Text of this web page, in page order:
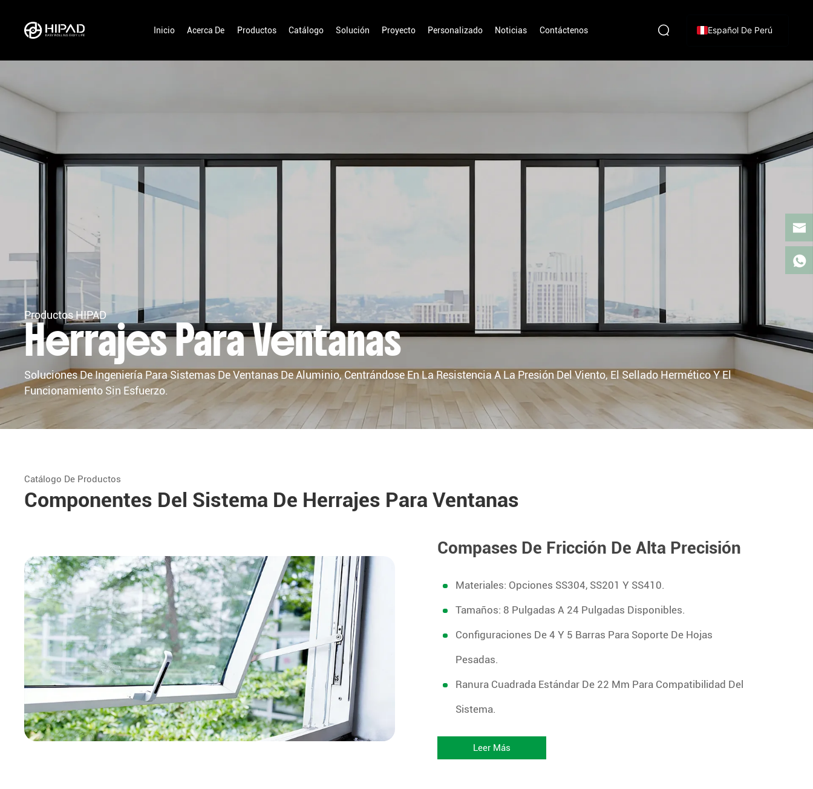
Inicio Acerca De Productos Catálogo Solución Proyecto Personalizado Noticias Contáctenos Español De Perú
Productos HIPAD
Herrajes Para Ventanas
Soluciones De Ingeniería Para Sistemas De Ventanas De Aluminio, Centrándose En La Resistencia A La Presión Del Viento, El Sellado Hermético Y El
Funcionamiento Sin Esfuerzo.
Catálogo De Productos
Componentes Del Sistema De Herrajes Para Ventanas
Compases De Fricción De Alta Precisión
Materiales: Opciones SS304, SS201 Y SS410.
Tamaños: 8 Pulgadas A 24 Pulgadas Disponibles.
Configuraciones De 4 Y 5 Barras Para Soporte De Hojas
Pesadas.
Ranura Cuadrada Estándar De 22 Mm Para Compatibilidad Del
Sistema.
Leer Más